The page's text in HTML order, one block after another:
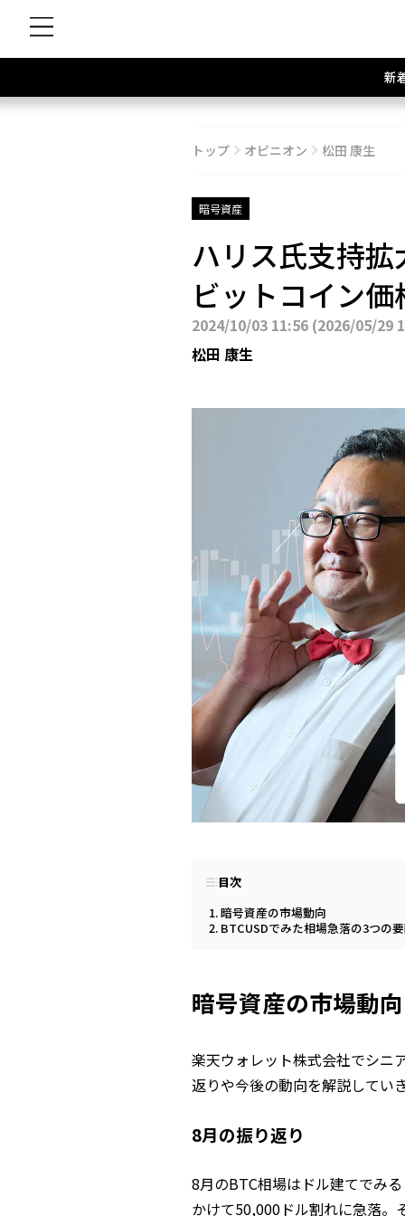
新
トップ オピニオン 松田 康生
暗号資産
ハリス氏支持
ビットコイン
2024/10/03 11:56(2026/05/29
松田 康生
目次
暗号資産の市場動向
BTCUSDでみた相場急落の3つの
暗号資産の市場動向
楽天ウォレット株式会社でシニ
返りや今後の動向を解説してい
8月の振り返り
8月のBTC相場はドル建てでみ
かけて50,000ドル割れに急落。